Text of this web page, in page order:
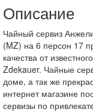
Описание
Чайный сервиз
(MZ) на 6 персон 17
качества от
Zdekauer. Чайные
доме, а так же
интернет магазине
сервизы по